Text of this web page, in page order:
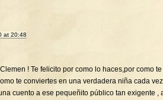
at 20:48
! Te felicito por como lo haces,por como
te conviertes en una verdadera niña cada vez
cuento a ese pequeñito público tan exigente ,